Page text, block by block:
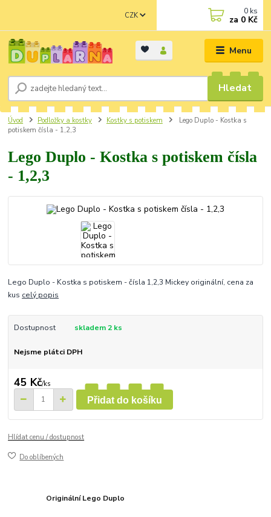
Menu
CZK
Hledat
0 ks
za 0 Kč
Úvod Podložky a kostky Kostky s potiskem
Lego Duplo - Kostka s
potiskem čísla - 1,2,3
Lego Duplo - Kostka s potiskem čísla
- 1,2,3
Lego Duplo - Kostka s potiskem - čísla 1,2,3 Mickey originální, cena za
kus celý popis
Dostupnost skladem 2 ks
Nejsme plátci DPH
45 Kč/ks
Přidat do košíku
Hlídat cenu / dostupnost
Do oblíbených
Originální Lego Duplo